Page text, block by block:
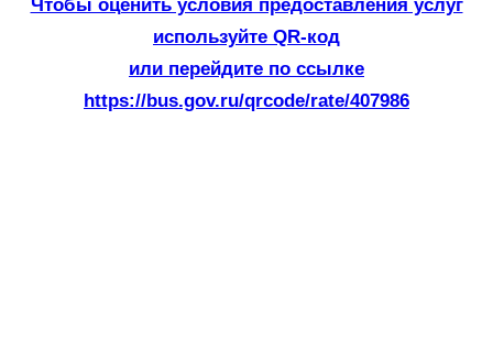
Чтобы оценить условия предоставления услуг
используйте QR-код
или перейдите по ссылке
https://bus.gov.ru/qrcode/rate/407986